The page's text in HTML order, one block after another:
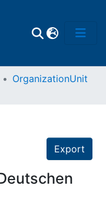
OrganizationUnit
Export